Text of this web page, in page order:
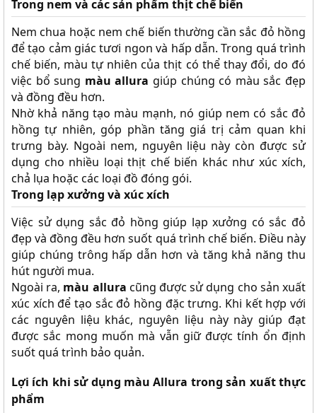
Trong nem và các sản phẩm thịt chế biến
Nem chua hoặc nem chế biến thường cần sắc đỏ hồng
để tạo cảm giác tươi ngon và hấp dẫn. Trong quá trình
chế biến, màu tự nhiên của thịt có thể thay đổi, do đó
việc bổ sung màu allura giúp chúng có màu sắc đẹp
và đồng đều hơn.
Nhờ khả năng tạo màu mạnh, nó giúp nem có sắc đỏ
hồng tự nhiên, góp phần tăng giá trị cảm quan khi
trưng bày. Ngoài nem, nguyên liệu này còn được sử
dụng cho nhiều loại thịt chế biến khác như xúc xích,
chả lụa hoặc các loại đồ đóng gói.
Trong lạp xưởng và xúc xích
Việc sử dụng sắc đỏ hồng giúp lạp xưởng có sắc đỏ
đẹp và đồng đều hơn suốt quá trình chế biến. Điều này
giúp chúng trông hấp dẫn hơn và tăng khả năng thu
hút người mua.
Ngoài ra, màu allura cũng được sử dụng cho sản xuất
xúc xích để tạo sắc đỏ hồng đặc trưng. Khi kết hợp với
các nguyên liệu khác, nguyên liệu này này giúp đạt
được sắc mong muốn mà vẫn giữ được tính ổn định
suốt quá trình bảo quản.
Lợi ích khi sử dụng màu Allura trong sản xuất thực
phẩm